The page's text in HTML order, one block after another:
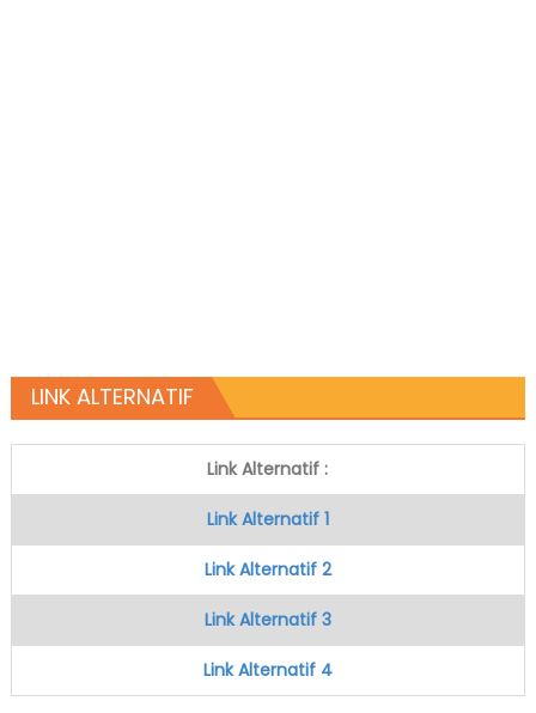
LINK ALTERNATIF
Link Alternatif :
Link Alternatif 1
Link Alternatif 2
Link Alternatif 3
Link Alternatif 4